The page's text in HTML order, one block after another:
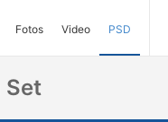
Fotos Video PSD
Set